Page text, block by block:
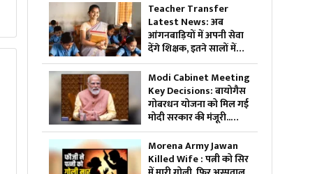
Teacher Transfer
Latest News: अब
आंगनबाड़ियों में अपनी सेवा
देंगे शिक्षक, इतने सालों में
होगा ट्रांसफर, इस वजह से
बड़ा फैसला लेने की तैयारी में
सरकार
Modi Cabinet Meeting
Key Decisions: बायोगैस
गोबरधन योजना को मिल गई
मोदी सरकार की मंजूरी..
कैबिनेट का बड़ा फैसला, जानें
इस स्कीम पर कितना होगा
खर्च
Morena Army Jawan
Killed Wife : पत्नी को सिर